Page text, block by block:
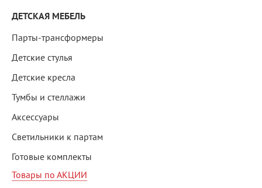
ДЕТСКАЯ МЕБЕЛЬ
Парты-трансформеры
Детские стулья
Детские кресла
Тумбы и стеллажи
Аксессуары
Светильники к партам
Готовые комплекты
Товары по АКЦИИ